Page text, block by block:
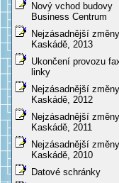
Nový vchod budovy
Business Centrum
Nejzásadnější
Kaskádě, 2013
Ukončení provozu
linky
Nejzásadnější
Kaskádě, 2012
Nejzásadnější
Kaskádě, 2011
Nejzásadnější
Kaskádě, 2010
Datové schránky